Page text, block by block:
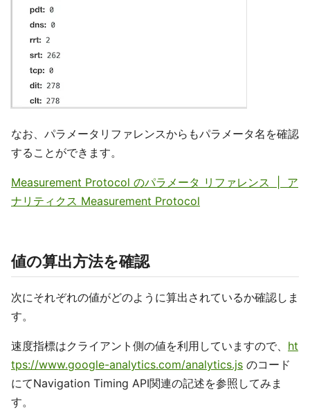
なお、パラメータリファレンスからもパラメータ名を確認
することができます。
Measurement Protocol のパラメータ リファレンス | ア
ナリティクス Measurement Protocol
値の算出方法を確認
次にそれぞれの値がどのように算出されているか確認しま
す。
速度指標はクライアント側の値を利用していますので、 ht
tps://www.google-analytics.com/analytics.js のコード
にてNavigation Timing API関連の記述を参照してみま
す。